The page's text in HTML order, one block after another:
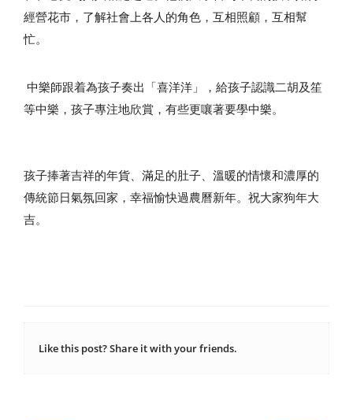
經營花市，了解社會上各人的角色，互相照顧，互相幫
忙。
中樂師跟着為孩子奏出「喜洋洋」，給孩子認識二胡及笙
等中樂，孩子專注地欣賞，有些更嚷著要學中樂。
孩子捧著吉祥的年貨、滿足的肚子、溫暖的情懷和濃厚的
傳統節日氣氛回家，幸福愉快過農曆新年。祝大家狗年大
吉。
Like this post? Share it with your friends.